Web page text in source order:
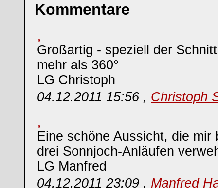
Kommentare
Großartig - speziell der
mehr als 360°
LG Christoph
04.12.2011 15:56 , Christoph
Eine schöne Aussicht, die mir
drei Sonnjoch-Anläufen
LG Manfred
04.12.2011 23:09 , Manfred